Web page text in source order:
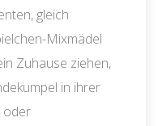
gleich
Mixmädel
Zuhause ziehen,
in ihrer
oder